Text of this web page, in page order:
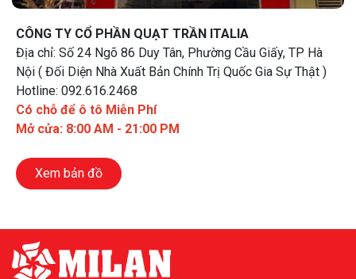
CÔNG TY CỔ PHẦN QUẠT TRẦN ITALIA
Địa chỉ: Số 24 Ngõ 86 Duy Tân, Phường Cầu Giấy, TP Hà
Nội ( Đối Diện Nhà Xuất Bản Chính Trị Quốc Gia Sự Thật )
Hotline: 092.616.2468
Có chỗ để ô tô Miễn Phí
Mở cửa: 8:00 AM - 21:00 PM
Xem bản đồ